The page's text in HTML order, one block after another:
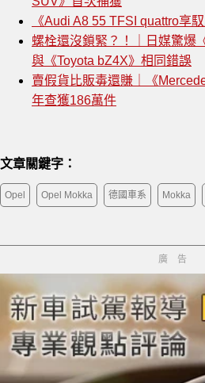
《Audi A8 55 TFSI quattro享
螺栓還沒鎖緊？！｜日媒驚爆
與《Toyota bZ4X》相同錯誤
賣假貨比販毒還賺｜《
年查獲186萬件
文章關鍵字：
Opel Opel Mokka 德國車系 Mokka
廣告